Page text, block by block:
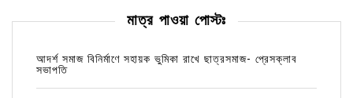
মাত্র পাওয়া পোস্টঃ
আদর্শ সমাজ বিনির্মাণে সহায়ক ভুমিকা রাখে ছাত্রসমাজ- প্রেসক্লাব
সভাপতি